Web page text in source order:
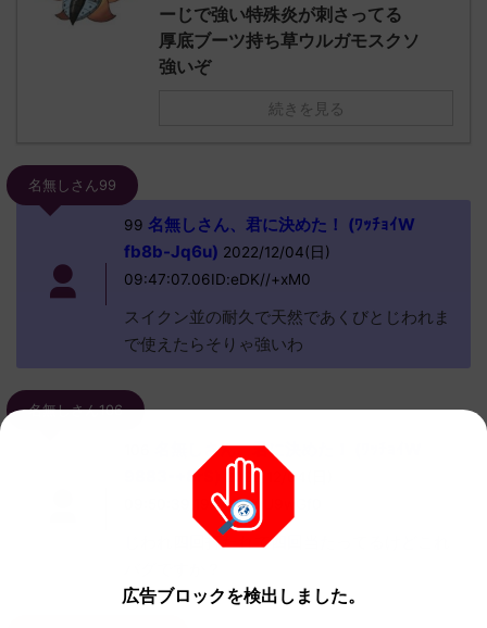
ーじで強い特殊炎が刺さってる
厚底ブーツ持ち草ウルガモスクソ
強いぞ
続きを見る
名無しさん99
99 名無しさん、君に決めた！ (ﾜｯﾁｮｲW
fb8b-Jq6u) 2022/12/04(日)
09:47:07.06ID:eDK//+xM0
スイクン並の耐久で天然であくびとじわれま
で使えたらそりゃ強いわ
名無しさん106
名無しさん、君に決めた！ (ﾜｯﾁｮｲW
9883-+8rS)
2022/12/04(日)
09:50:39.19ID:GWvU9wGf0
じわれ四回打たれて四回当たってるけどこれ
広告ブロックを検出しました。